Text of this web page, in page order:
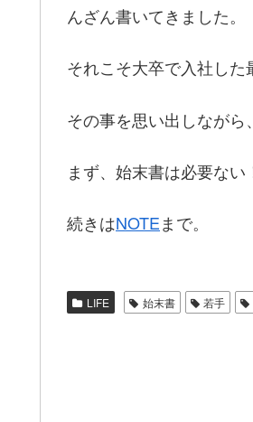
んざん書いてきました。
それこそ大卒で入社した
その事を思い出しながら
まず、始末書は必要ない
続きはNOTEまで。
LIFE 始末書 若手